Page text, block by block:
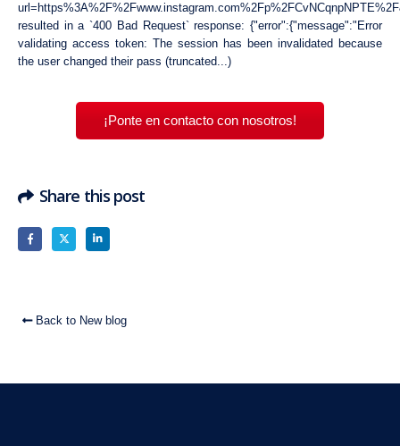
resulted in a `400 Bad Request` response: {"error":{"message":"Error
validating access token: The session has been invalidated because
the user changed their pass (truncated...)
¡Ponte en contacto con nosotros!
Share this post
Back to New blog